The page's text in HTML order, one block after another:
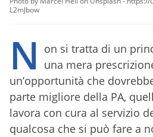
L2mJbow
N
on si tratta di un
una mera
un’opportunità che
parte migliore della PA,
lavora con cura al servizio
qualcosa che si può fare a